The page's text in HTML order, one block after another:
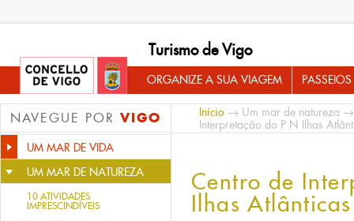
Turismo de Vigo
ORGANIZE A SUA VIAGEM
NAVEGUE POR VIGO
UM MAR DE VIDA
UM MAR DE NATUREZA
10 ATIVIDADES
IMPRESCINDÍVEIS
Início → Um mar de natureza
Interpretação do P N Ilhas
Centro de
Ilhas Atlânticas